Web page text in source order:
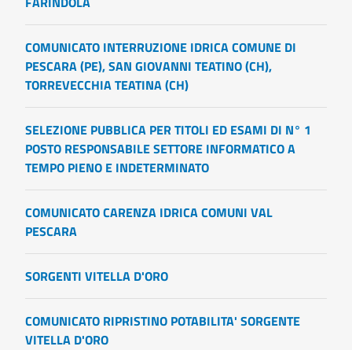
COMUNICATO INTERRUZIONE IDRICA COMUNE DI
PESCARA (PE), SAN GIOVANNI TEATINO (CH),
TORREVECCHIA TEATINA (CH)
SELEZIONE PUBBLICA PER TITOLI ED ESAMI DI N° 1
POSTO RESPONSABILE SETTORE INFORMATICO A
TEMPO PIENO E INDETERMINATO
COMUNICATO CARENZA IDRICA COMUNI VAL
PESCARA
SORGENTI VITELLA D'ORO
COMUNICATO RIPRISTINO POTABILITA' SORGENTE
VITELLA D'ORO